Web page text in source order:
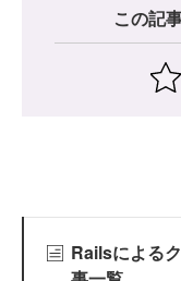
この記
Railsによる